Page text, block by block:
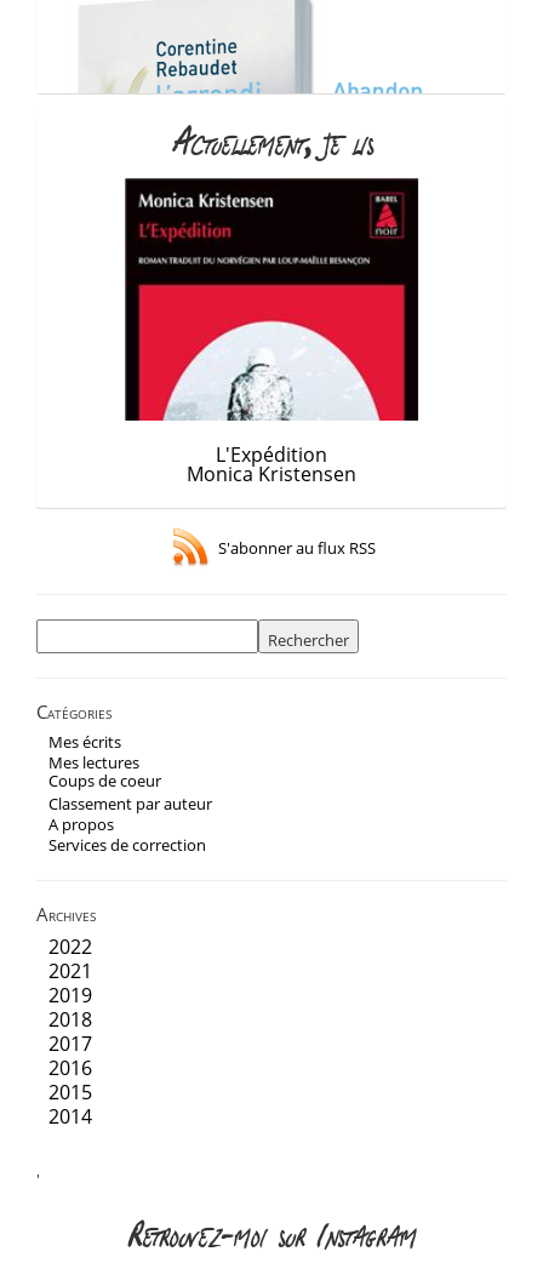
Actuellement, je lis
L'Expédition
Monica Kristensen
S'abonner au flux RSS
Rechercher :
Catégories
Mes écrits
Mes lectures
Coups de coeur
Classement par auteur
A propos
Services de correction
Archives
2022
2021
2019
2018
2017
2016
2015
2014
'
Retrouvez-moi sur Instagram